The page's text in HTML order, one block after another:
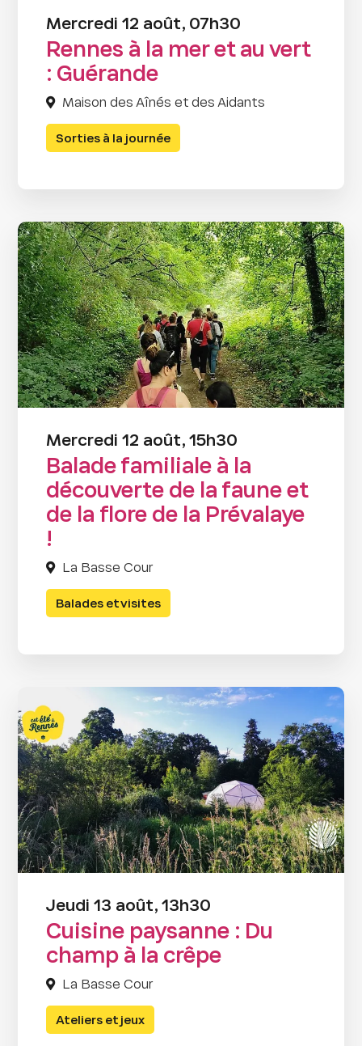
Mercredi 12 août, 07h30
Rennes à la mer et au vert
: Guérande
Maison des Aînés et des Aidants
Sorties à la journée
Mercredi 12 août, 15h30
Balade familiale à la
découverte de la faune et
de la flore de la Prévalaye
!
La Basse Cour
Balades et visites
Jeudi 13 août, 13h30
Cuisine paysanne : Du
champ à la crêpe
La Basse Cour
Ateliers et jeux